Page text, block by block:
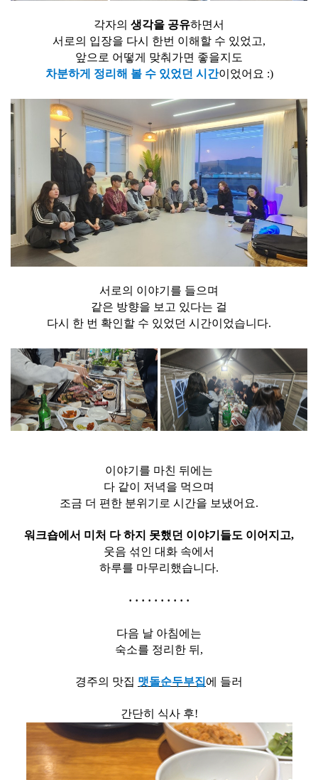
각자의 생각을 공유하면서
서로의 입장을 다시 한번 이해할 수 있었고,
앞으로 어떻게 맞춰가면 좋을지도
차분하게 정리해 볼 수 있었던 시간이었어요 :)
서로의 이야기를 들으며
같은 방향을 보고 있다는 걸
다시 한 번 확인할 수 있었던 시간이었습니다.
이야기를 마친 뒤에는
다 같이 저녁을 먹으며
조금 더 편한 분위기로 시간을 보냈어요.
워크숍에서 미처 다 하지 못했던 이야기들도 이어지고,
웃음 섞인 대화 속에서
하루를 마무리했습니다.
· · · · · · · · · ·
다음 날 아침에는
숙소를 정리한 뒤,
경주의 맛집 맷돌순두부집에 들러
간단히 식사 후!